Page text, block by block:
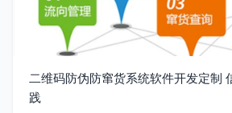
二维码防伪防窜货系统软件开发定制
践